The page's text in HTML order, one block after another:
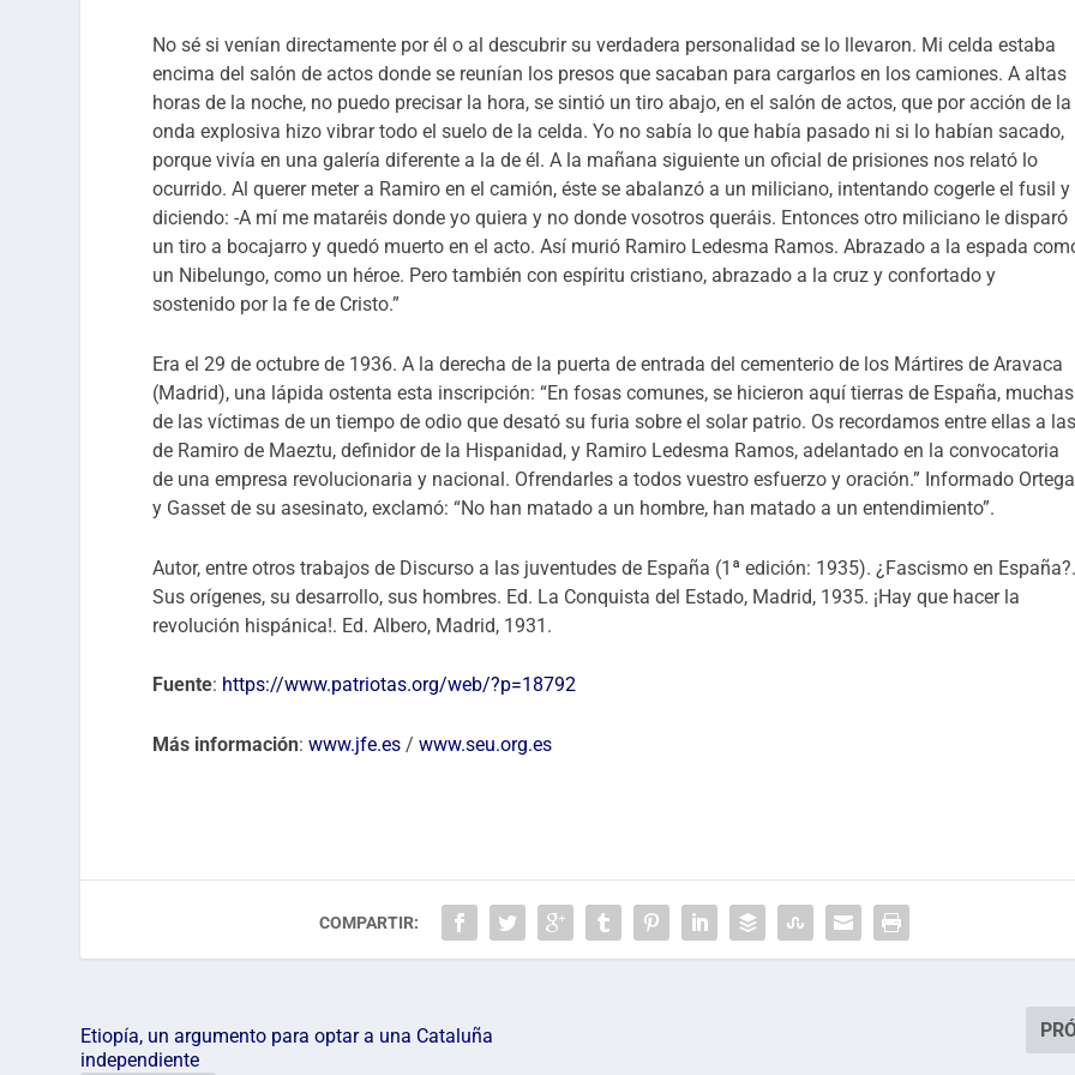
No sé si venían directamente por él o al descubrir su verdadera personalidad se lo llevaron. Mi celda estaba
encima del salón de actos donde se reunían los presos que sacaban para cargarlos en los camiones. A altas
horas de la noche, no puedo precisar la hora, se sintió un tiro abajo, en el salón de actos, que por acción de la
onda explosiva hizo vibrar todo el suelo de la celda. Yo no sabía lo que había pasado ni si lo habían sacado,
porque vivía en una galería diferente a la de él. A la mañana siguiente un oficial de prisiones nos relató lo
ocurrido. Al querer meter a Ramiro en el camión, éste se abalanzó a un miliciano, intentando cogerle el fusil y
diciendo: -A mí me mataréis donde yo quiera y no donde vosotros queráis. Entonces otro miliciano le disparó
un tiro a bocajarro y quedó muerto en el acto. Así murió Ramiro Ledesma Ramos. Abrazado a la espada
un Nibelungo, como un héroe. Pero también con espíritu cristiano, abrazado a la cruz y confortado y
sostenido por la fe de Cristo.”
Era el 29 de octubre de 1936. A la derecha de la puerta de entrada del cementerio de los Mártires de Aravaca
(Madrid), una lápida ostenta esta inscripción: “En fosas comunes, se hicieron aquí tierras de España, muchas
de las víctimas de un tiempo de odio que desató su furia sobre el solar patrio. Os recordamos entre ellas a las
de Ramiro de Maeztu, definidor de la Hispanidad, y Ramiro Ledesma Ramos, adelantado en la convocatoria
de una empresa revolucionaria y nacional. Ofrendarles a todos vuestro esfuerzo y oración.” Informado Ortega
y Gasset de su asesinato, exclamó: “No han matado a un hombre, han matado a un entendimiento”.
Autor, entre otros trabajos de Discurso a las juventudes de España (1ª edición: 1935). ¿Fascismo en España?.
Sus orígenes, su desarrollo, sus hombres. Ed. La Conquista del Estado, Madrid, 1935. ¡Hay que hacer la
revolución hispánica!. Ed. Albero, Madrid, 1931.
Fuente: https://www.patriotas.org/web/?p=18792
Más información:www.jfe.es /www.seu.org.es
COMPARTIR:
Etiopía, un argumento para optar a una Cataluña
independiente